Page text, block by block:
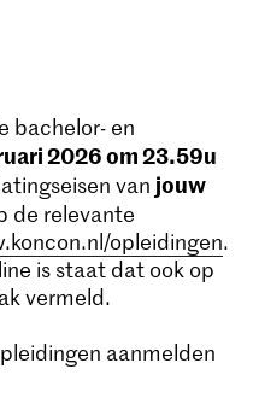
bachelor- en
2026 om 23.59u
van jouw
de relevante
opleidingen.
is staat dat ook op
vermeld.
aanmelden